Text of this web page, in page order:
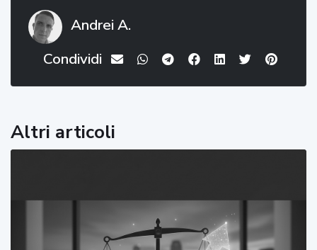
Andrei A.
Condividi
Altri articoli